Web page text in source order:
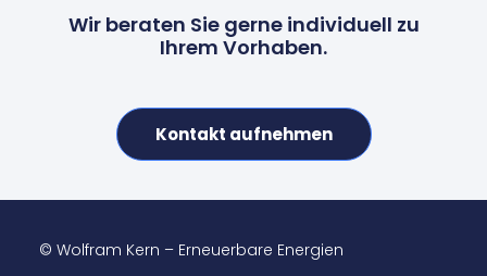
Wir beraten Sie gerne individuell zu
Ihrem Vorhaben.
Kontakt aufnehmen
© Wolfram Kern – Erneuerbare Energien